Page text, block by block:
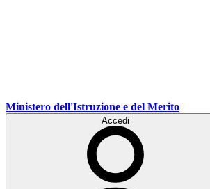
Ministero dell'Istruzione e del Merito
Accedi